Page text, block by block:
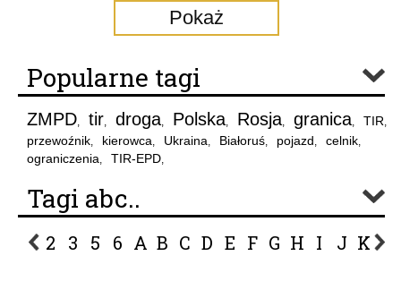
Pokaż
Popularne tagi
ZMPD, tir, droga, Polska, Rosja, granica, TIR,
przewoźnik, kierowca, Ukraina, Białoruś, pojazd, celnik,
ograniczenia, TIR-EPD,
Tagi abc..
2 3 5 6 A B C D E F G H I J K L